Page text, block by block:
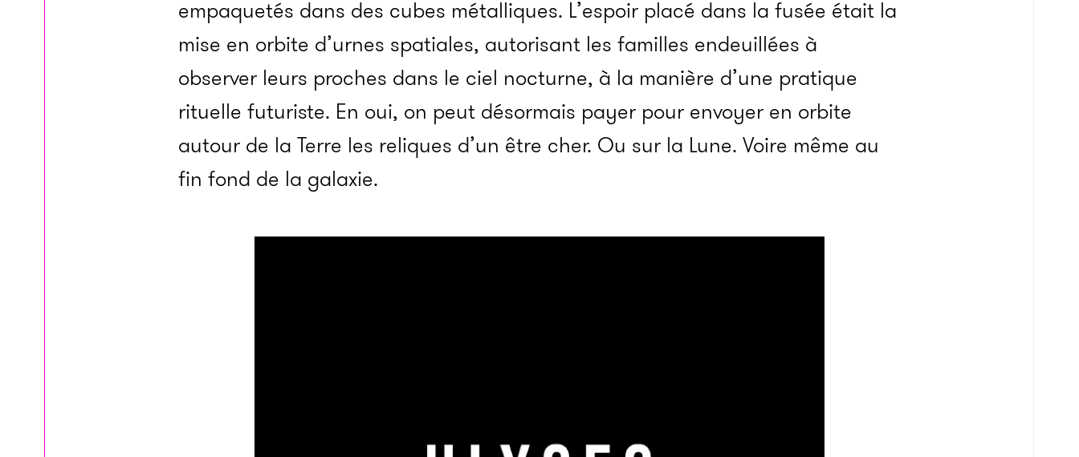
empaquetés dans des cubes métalliques. L’espoir placé dans la fusée était la
mise en orbite d’urnes spatiales, autorisant les familles endeuillées à
observer leurs proches dans le ciel nocturne, à la manière d’une pratique
rituelle futuriste. En oui, on peut désormais payer pour envoyer en orbite
autour de la Terre les reliques d’un être cher. Ou sur la Lune. Voire même au
fin fond de la galaxie.